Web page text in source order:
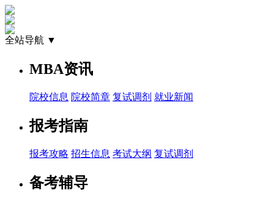
全站导航 ▼
MBA资讯
院校信息 院校简章 复试调剂 就业新闻
报考指南
报考攻略 招生信息 考试大纲 复试调剂
备考辅导